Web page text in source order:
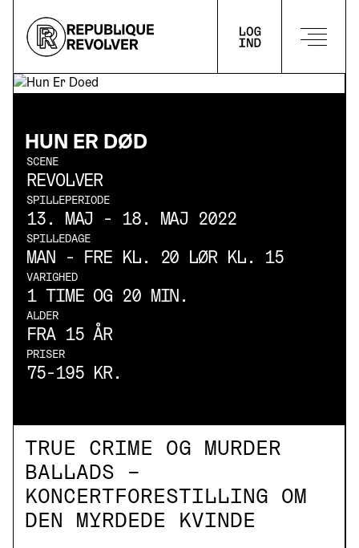
LOG IND
HUN ER DØD
SCENE
REVOLVER
SPILLEPERIODE
13. MAJ - 18. MAJ 2022
SPILLEDAGE
MAN - FRE KL. 20 LØR KL. 15
VARIGHED
1 TIME OG 20 MIN.
ALDER
FRA 15 ÅR
PRISER
75-195 KR.
TRUE CRIME OG MURDER
BALLADS –
KONCERTFORESTILLING OM
DEN MYRDEDE KVINDE